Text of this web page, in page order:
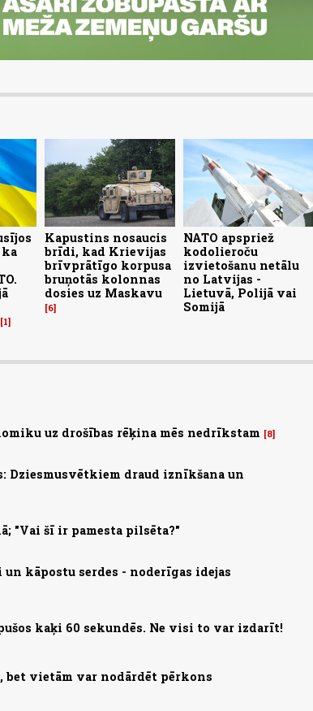
ka
1
Kapustins nosaucis
brīdi, kad Krievijas
brīvprātīgo korpusa
bruņotās kolonnas
dosies uz Maskavu
6
NATO apspriež
kodolieroču
izvietošanu netālu
no Latvijas -
Lietuvā, Polijā vai
Somijā
uz drošības rēķina mēs nedrīkstam 8
draud iznīkšana un
"Vai šī ir pamesta pilsēta?"
kāpostu serdes - noderīgas idejas
kaķi 60 sekundēs. Ne visi to var izdarīt!
bet vietām var nodārdēt pērkons